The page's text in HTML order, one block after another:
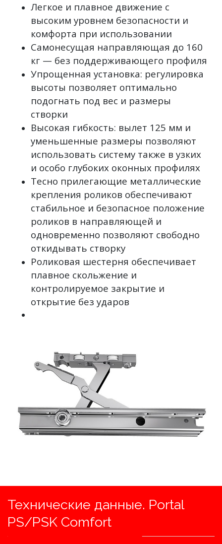
Легкое и плавное движение с
высоким уровнем безопасности и
комфорта при использовании
Самонесущая направляющая до 160
кг — без поддерживающего профиля
Упрощенная установка: регулировка
высоты позволяет оптимально
подогнать под вес и размеры
створки
Высокая гибкость: вылет 125 мм и
уменьшенные размеры позволяют
использовать систему также в узких
и особо глубоких оконных профилях
Тесно прилегающие металлические
крепления роликов обеспечивают
стабильное и безопасное положение
роликов в направляющей и
одновременно позволяют свободно
откидывать створку
Роликовая шестерня обеспечивает
плавное скольжение и
контролируемое закрытие и
открытие без ударов
Технические данные. Portal
PS/PSK Comfort